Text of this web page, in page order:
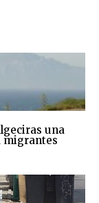
una
migrantes